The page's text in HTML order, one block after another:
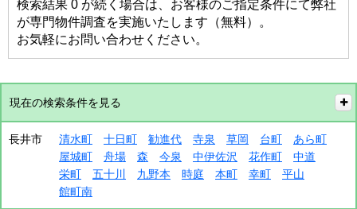
検索結果 0 が続く場合は、お客様のご指定条件にて弊社
が専門物件調査を実施いたします（無料）。
お気軽にお問い合わせください。
現在の検索条件を見る
長井市 清水町 十日町 勧進代 寺泉 草岡 台町
あら町
屋城町
舟場 森 今泉 中伊佐沢 花作町
中道
栄町
五十川 九野本 時庭 本町 幸町
平山
館町南